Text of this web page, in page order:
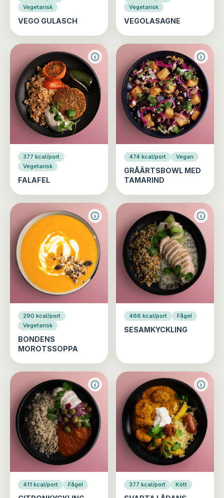
Vegetarisk
VEGO GULASCH
Vegetarisk
VEGOLASAGNE
377 kcal/port
Vegetarisk
FALAFEL
474 kcal/port Vegan
GRÅÄRTSBOWL MED
TAMARIND
290 kcal/port
Vegetarisk
BONDENS
MOROTSSOPPA
466 kcal/port Fågel
SESAMKYCKLING
411 kcal/port Fågel 377 kcal/port Kött